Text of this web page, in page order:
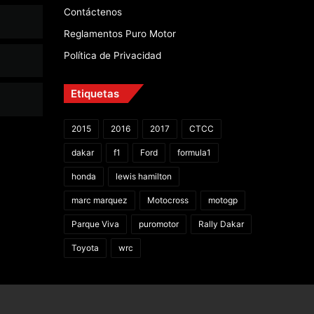
Contáctenos
Reglamentos Puro Motor
Política de Privacidad
Etiquetas
2015 2016 2017 CTCC
dakar f1 Ford formula1
honda lewis hamilton
marc marquez Motocross motogp
Parque Viva puromotor Rally Dakar
Toyota wrc